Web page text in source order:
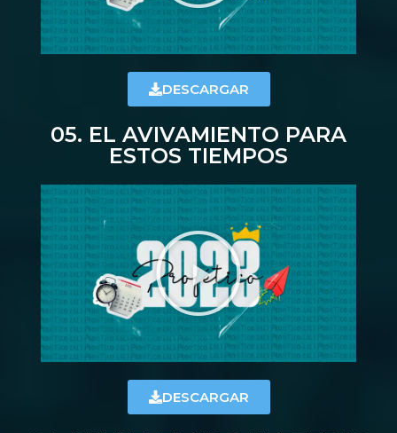
DESCARGAR
05. EL AVIVAMIENTO PARA
ESTOS TIEMPOS
DESCARGAR